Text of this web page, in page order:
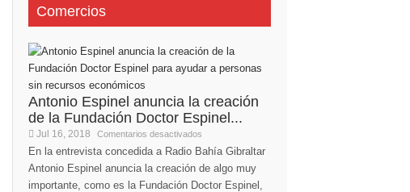
Comercios
Antonio Espinel anuncia la creación
de la Fundación Doctor Espinel...
Jul 16, 2018 Comentarios desactivados
En la entrevista concedida a Radio Bahía Gibraltar
Antonio Espinel anuncia la creación de algo muy
importante, como es la Fundación Doctor Espinel,